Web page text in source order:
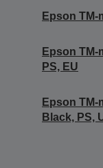
Epson TM-
Epson TM-
PS, EU
Epson TM-
Black, PS,